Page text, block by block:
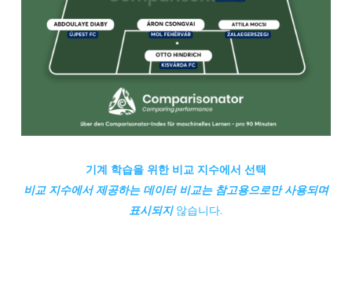
기계 학습을 위한 비교 지수에서 선택
비교 지수에서 제공하는 데이터 비교는 참고용으로만 사용되며
표시되지않습니다.